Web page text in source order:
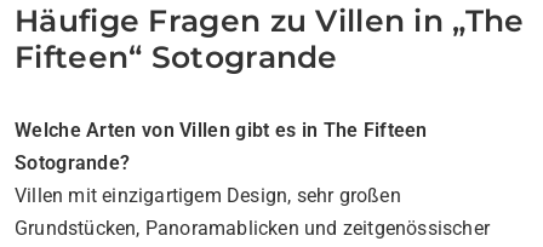
Häufige Fragen zu Villen in „The
Fifteen“ Sotogrande
Welche Arten von Villen gibt es in The Fifteen
Sotogrande?
Villen mit einzigartigem Design, sehr großen
Grundstücken, Panoramablicken und zeitgenössischer